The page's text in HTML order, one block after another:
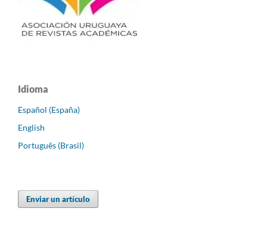
Idioma
Español (España)
English
Português (Brasil)
Enviar un artículo